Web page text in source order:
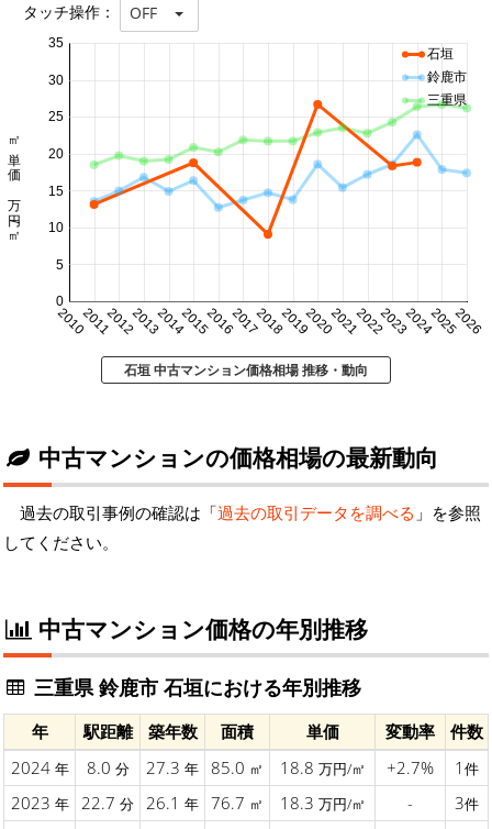
タッチ操作： OFF
20102011201220132014201520162017201820192020202120222023202420252026
0
5
10
15
20
25
30
35
㎡単価 万円/㎡
石垣
鈴鹿市
三重県
石垣 中古マンション価格相場 推移・動向
中古マンションの価格相場の最新動向
過去の取引事例の確認は「過去の取引データを調べる 」を参照
してください。
中古マンション価格の年別推移
三重県 鈴鹿市 石垣における年別推移
年 駅距離 築年数 面積 単価 変動率
件数
2024 年 8.0 分 27.3 年 85.0 ㎡ 18.8 万円/㎡ +2.7% 1 件
2023 年 22.7 分 26.1 年 76.7 ㎡ 18.3 万円/㎡ - 3件